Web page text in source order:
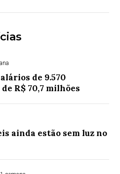
de 9.570
R$ 70,7 milhões
ainda estão sem luz no